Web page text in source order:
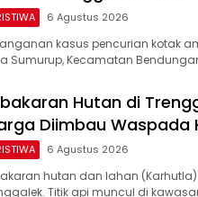
6 Agustus 2026
kasus pencurian kotak
Sumurup, Kecamatan
Hutan di
Diimbau Waspada
6 Agustus 2026
hutan dan lahan
Titik api muncul di